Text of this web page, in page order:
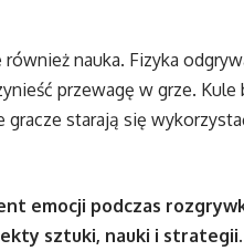
nauka. Fizyka
przewagę w grze.
starają się
emocji podczas
sztuki, nauki i